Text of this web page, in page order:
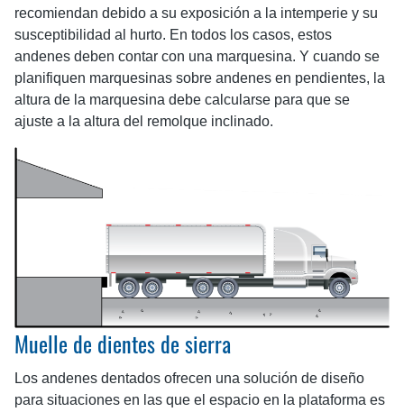
recomiendan debido a su exposición a la intemperie y su
susceptibilidad al hurto. En todos los casos, estos
andenes deben contar con una marquesina. Y cuando se
planifiquen marquesinas sobre andenes en pendientes, la
altura de la marquesina debe calcularse para que se
ajuste a la altura del remolque inclinado.
Muelle de dientes de sierra
Los andenes dentados ofrecen una solución de diseño
para situaciones en las que el espacio en la plataforma es